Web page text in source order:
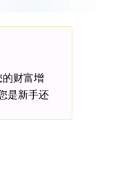
财富增
是新手还